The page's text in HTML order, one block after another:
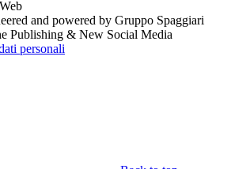
and powered by Gruppo Spaggiari
Publishing & New Social Media
personali